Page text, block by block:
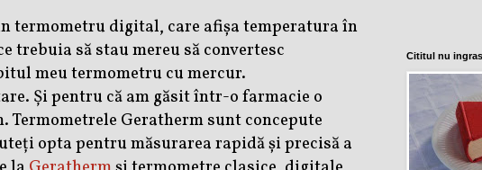
termometru digital, care afișa temperatura în
trebuia să stau mereu să convertesc
meu termometru cu mercur.
Și pentru că am găsit într-o farmacie o
Geratherm sunt concepute
opta pentru măsurarea rapidă și precisă a
Cititul nu